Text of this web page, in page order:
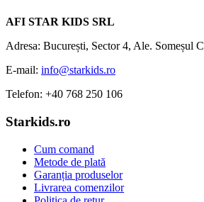
AFI STAR KIDS SRL
Adresa: București, Sector 4, Ale. Someșul
E-mail: info@starkids.ro
Telefon: +40 768 250 106
Starkids.ro
Cum comand
Metode de plată
Garanția produselor
Livrarea comenzilor